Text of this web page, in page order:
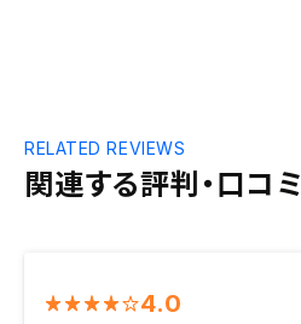
関連する評判・口コミ
RELATED REVIEWS
4.0